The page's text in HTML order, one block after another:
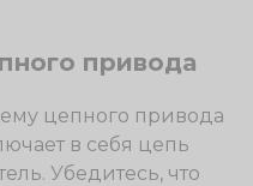
привода
цепного привода
в себя цепь
Убедитесь, что